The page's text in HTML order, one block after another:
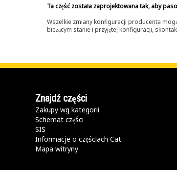
Ta część została zaprojektowana tak, aby
Wszelkie zmiany konfiguracji producenta
bieżącym stanie i przyjętej konfiguracji,
Znajdź części
Zakupy wg kategorii
Schemat części
SIS
Informacje o częściach Cat
Mapa witryny